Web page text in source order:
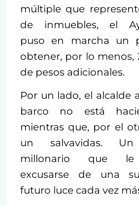
múltiple que
de inmuebles, el
puso en marcha un
obtener, por lo menos,
de pesos adicionales.
Por un lado, el alcalde
barco no está
mientras que, por el
un salvavidas. Un
millonario que le
excusarse de una
futuro luce cada vez